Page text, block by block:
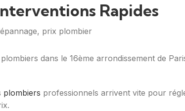
Rapides
dans le 16ème arrondissement de
plombiers professionnels arrivent vite pour